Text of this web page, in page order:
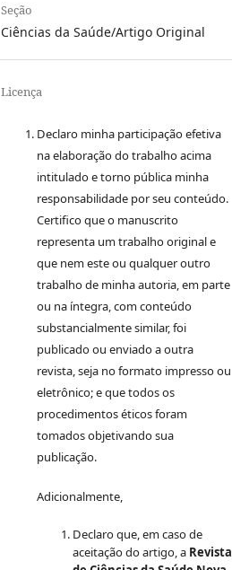
Seção
Ciências da Saúde/Artigo Original
Licença
Declaro minha participação efetiva
na elaboração do trabalho acima
intitulado e torno pública minha
responsabilidade por seu conteúdo.
Certifico que o manuscrito
representa um trabalho original e
que nem este ou qualquer outro
trabalho de minha autoria, em parte
ou na íntegra, com conteúdo
substancialmente similar, foi
publicado ou enviado a outra
revista, seja no formato impresso ou
eletrônico; e que todos os
procedimentos éticos foram
tomados objetivando sua
publicação.
Adicionalmente,
Declaro que, em caso de
aceitação do artigo, a Revista